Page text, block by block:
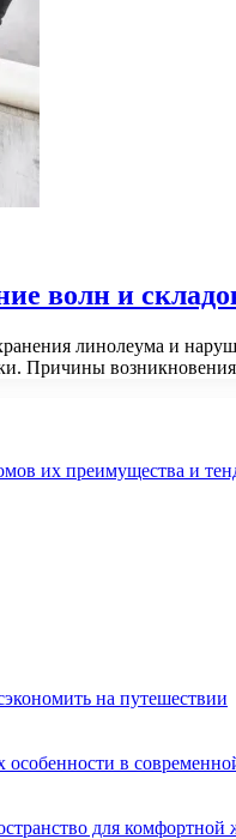
волн и
линолеума и
Причины
их преимущества и
на путешествии
в
для комфортной